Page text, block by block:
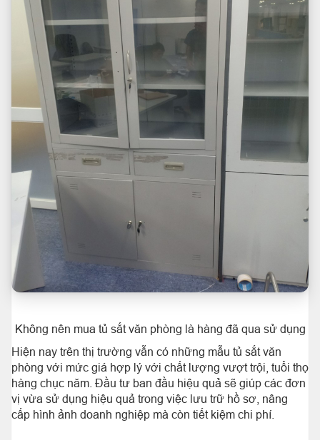
Không nên mua tủ sắt văn phòng là hàng đã qua sử dụng
Hiện nay trên thị trường vẫn có những mẫu tủ sắt văn
phòng với mức giá hợp lý với chất lượng vượt trội, tuổi thọ
hàng chục năm. Đầu tư ban đầu hiệu quả sẽ giúp các đơn
vị vừa sử dụng hiệu quả trong việc lưu trữ hồ sơ, nâng
cấp hình ảnh doanh nghiệp mà còn tiết kiệm chi phí.